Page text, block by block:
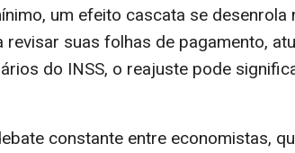
um efeito cascata se desenrola
suas folhas de pagamento,
do INSS, o reajuste pode
constante entre economistas,